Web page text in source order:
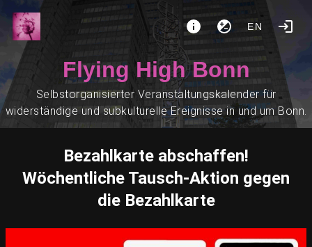
EN
Flying High Bonn
Selbstorganisierter Veranstaltungskalender für
widerständige und subkulturelle Ereignisse in und um Bonn.
Bezahlkarte abschaffen!
Wöchentliche Tausch-Aktion gegen
die Bezahlkarte